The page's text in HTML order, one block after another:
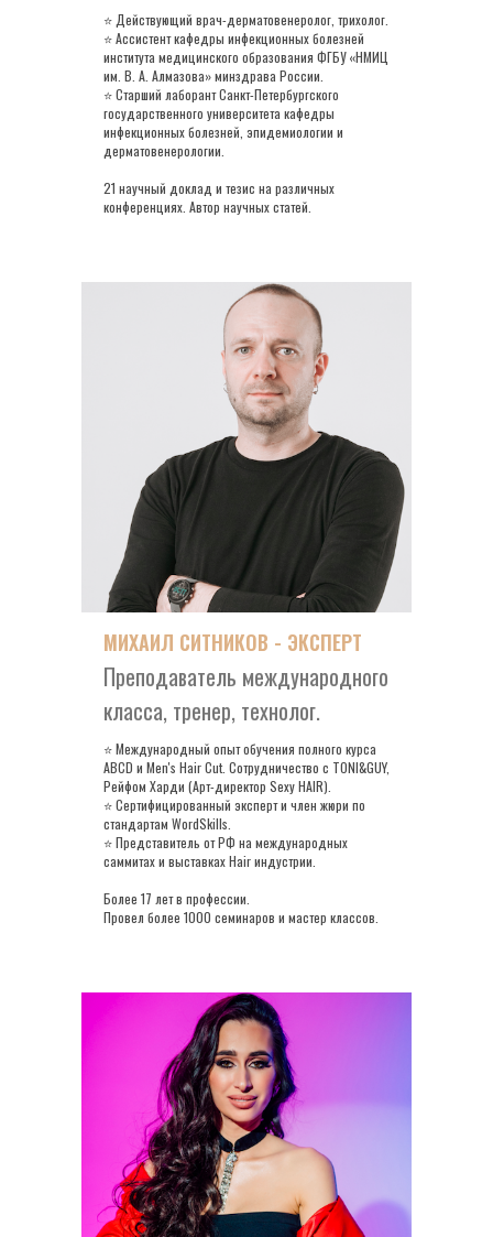
⭐ Действующий врач-дерматовенеролог, трихолог.
⭐ Ассистент кафедры инфекционных болезней
института медицинского образования ФГБУ «НМИЦ
им. В. А. Алмазова» минздрава России.
⭐ Старший лаборант Санкт-Петербургского
государственного университета кафедры
инфекционных болезней, эпидемиологии и
дерматовенерологии.
21 научный доклад и тезис на различных
конференциях. Автор научных статей.
МИХАИЛ СИТНИКОВ - ЭКСПЕРТ
Преподаватель международного
класса, тренер, технолог.
⭐ Международный опыт обучения полного курса
ABCD и Men's Hair Cut. Сотрудничество с TONI&GUY,
Рейфом Харди (Арт-директор Sexy HAIR).
⭐ Сертифицированный эксперт и член жюри по
стандартам WordSkills.
⭐ Представитель от РФ на международных
саммитах и выставках Hair индустрии.
Более 17 лет в профессии.
Провел более 1000 семинаров и мастер классов.